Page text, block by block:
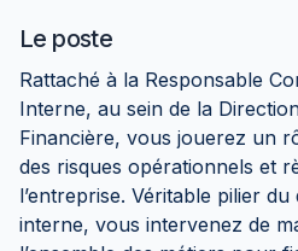
Le poste
Rattaché à la Responsable
Interne, au sein de la
Financière, vous jouerez un
des risques opérationnels et
l’entreprise. Véritable pilier
interne, vous intervenez de